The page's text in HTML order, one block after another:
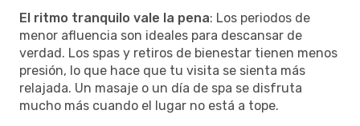
El ritmo tranquilo vale la pena: Los periodos de
menor afluencia son ideales para descansar de
verdad. Los spas y retiros de bienestar tienen menos
presión, lo que hace que tu visita se sienta más
relajada. Un masaje o un día de spa se disfruta
mucho más cuando el lugar no está a tope.